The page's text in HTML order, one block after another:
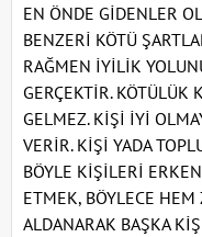
EN ÖNDE GİDENLER
BENZERİ KÖTÜ
RAĞMEN İYİLİK
GERÇEKTİR. KÖTÜLÜK
GELMEZ. KİŞİ İYİ
VERİR. KİŞİ YADA
BÖYLE KİŞİLERİ
ETMEK, BÖYLECE
ALDANARAK BAŞKA